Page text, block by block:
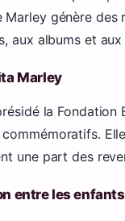
Marley génère
aux albums et
Marley
la Fondation
une part des
entre les enfants